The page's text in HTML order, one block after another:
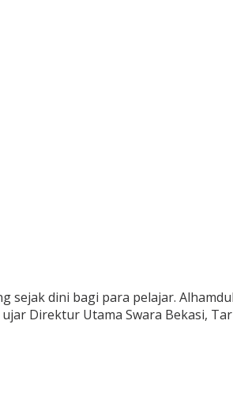
sejak dini bagi para pelajar.
Direktur Utama Swara Bekasi,